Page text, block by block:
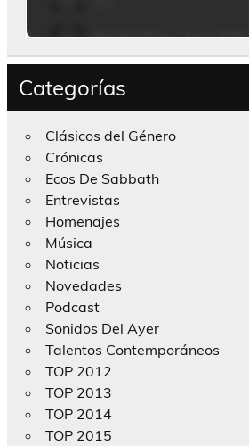
Categorías
Clásicos del Género
Crónicas
Ecos De Sabbath
Entrevistas
Homenajes
Música
Noticias
Novedades
Podcast
Sonidos Del Ayer
Talentos Contemporáneos
TOP 2012
TOP 2013
TOP 2014
TOP 2015